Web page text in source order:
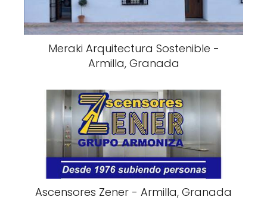
Meraki Arquitectura Sostenible -
Armilla, Granada
Ascensores Zener - Armilla, Granada